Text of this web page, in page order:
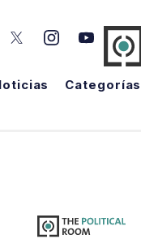
Categorías